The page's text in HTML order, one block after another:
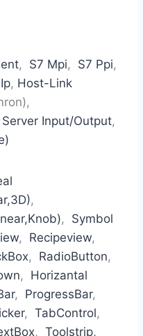
, S7 Mpi, S7 Ppi,
, Host-Link
Server Input/Output,
,
, Symbol
, Recipeview,
, RadioButton,
, Horizantal
, ProgressBar,
, TabControl,
, Toolstrip,